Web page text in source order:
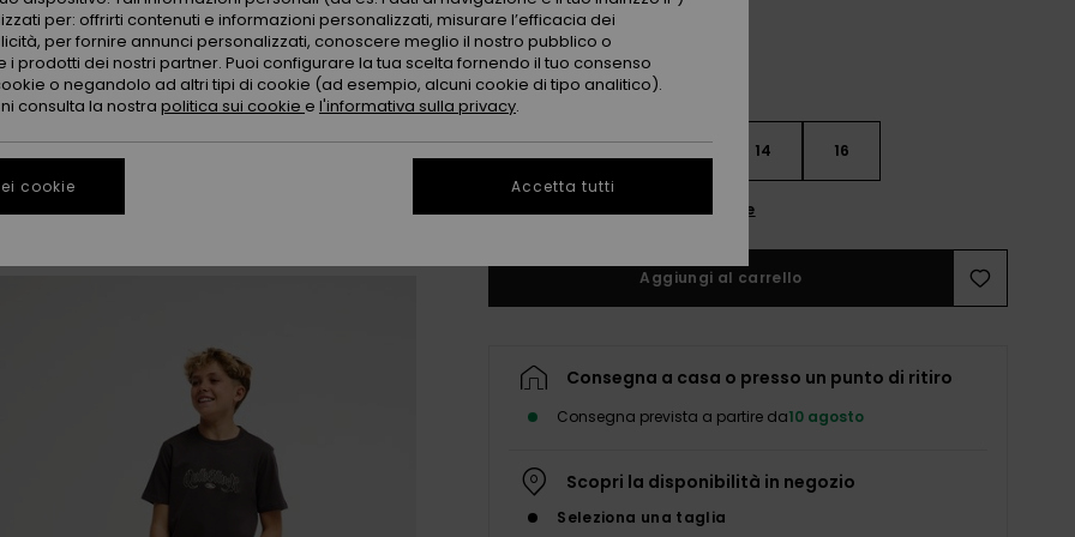
14 16
Consulta la guida alle taglie
Aggiungi al carrello
Consegna a casa o presso un punto di ritiro
Consegna prevista a partire da10 agosto
Scopri la disponibilità in negozio
Seleziona una taglia
per: offrirti contenuti e informazioni personalizzati, misurare l’efficacia dei
per fornire annunci personalizzati, conoscere meglio il nostro pubblico o
i prodotti dei nostri partner. Puoi configurare la tua scelta fornendo il tuo consenso
o negandolo ad altri tipi di cookie (ad esempio, alcuni cookie di tipo analitico).
consulta la nostra politica sui cookie e l'informativa sulla privacy.
cookie Accetta tutti